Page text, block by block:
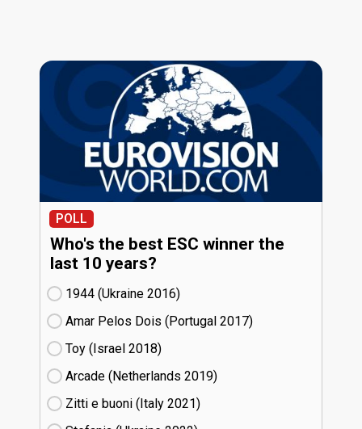
POLL
Who's the best ESC winner the
last 10 years?
1944 (Ukraine
16)
Amar Pelos Dois (Portugal
17)
Toy (Israel
18)
Arcade (Netherlands
19)
Zitti e buoni​ (Italy
21)